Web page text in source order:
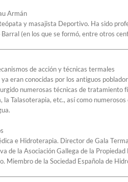
Armán
y masajista Deportivo. Ha sido
(en los que se formó, entre otros
de acción y técnicas termales
eran conocidas por los antiguos
numerosas técnicas de tratamiento
Talasoterapia, etc., así como
e Hidroterapia. Director de Gala
de la Asociación Gallega de la
Miembro de la Sociedad Española de